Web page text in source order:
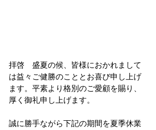
拝啓　盛夏の候、皆様におかれまして
は益々ご健勝のこととお喜び申し上げ
ます。平素より格別のご愛顧を賜り、
厚く御礼申し上げます。
誠に勝手ながら下記の期間を夏季休業